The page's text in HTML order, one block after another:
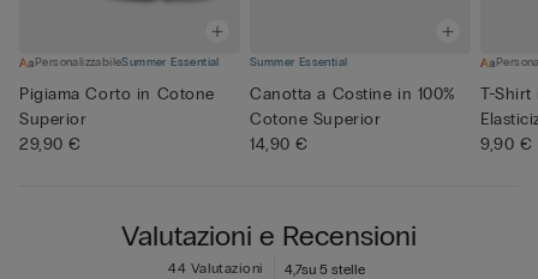
PersonalizzabileSummer Essential
Pigiama Corto in Cotone
Superior
29,90 €
Summer Essential
Canotta a Costine in 100%
Cotone Superior
14,90 €
T-
9,90 €
Valutazioni e Recensioni
4,7su 5 stelle
44 Valutazioni